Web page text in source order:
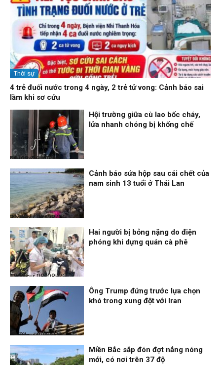
Thời sự
4 trẻ đuối nước trong 4 ngày, 2 trẻ tử vong: Cảnh báo sai
lầm khi sơ cứu
Nhịp sống 24h
09/08/26, 08:16
Hội trường giữa cù lao bốc cháy,
lửa nhanh chóng bị khống chế
Thời sự
08/08/26, 21:46
Cảnh báo sứa hộp sau cái chết của
nam sinh 13 tuổi ở Thái Lan
Thời sự
08/08/26, 18:25
Hai người bị bỏng nặng do điện
phóng khi dựng quán cà phê
Thời sự
08/08/26, 18:21
Ông Trump đứng trước lựa chọn
khó trong xung đột với Iran
Miền Bắc sắp đón đợt nắng nóng
mới, có nơi trên 37 độ